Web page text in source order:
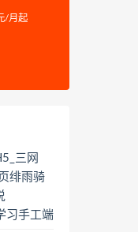
/月起
三网
绯雨骑
习手工端